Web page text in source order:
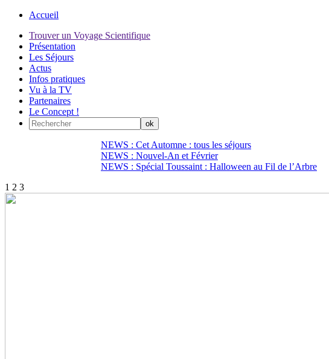
Accueil
Trouver un Voyage Scientifique
Présentation
Les Séjours
Actus
Infos pratiques
Vu à la TV
Partenaires
Le Concept !
NEWS : Cet Automne : tous les séjours
NEWS : Nouvel-An et Février
NEWS : Spécial Toussaint : Halloween au Fil de l’Arbre
1 2 3